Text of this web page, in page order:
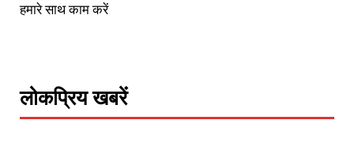
हमारे साथ काम करें
लोकप्रिय खबरें